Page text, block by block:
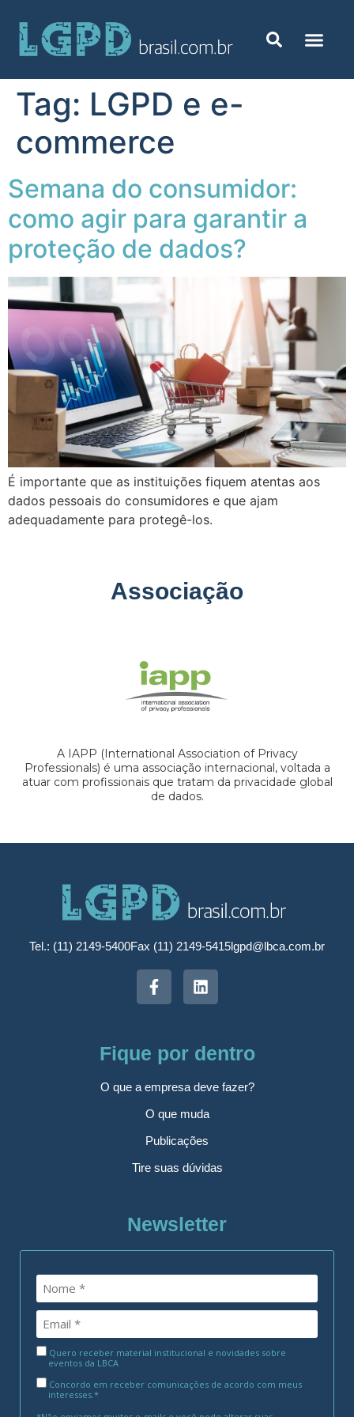
Tag: LGPD e e-
commerce
Semana do consumidor:
como agir para garantir a
proteção de dados?
É importante que as instituições fiquem atentas aos
dados pessoais do consumidores e que ajam
adequadamente para protegê-los.
Associação
A IAPP (International Association of Privacy
Professionals) é uma associação internacional, voltada a
atuar com profissionais que tratam da privacidade global
de dados.
Tel.: (11) 2149-5400Fax (11) 2149-5415lgpd@lbca.com.br
Fique por dentro
O que a empresa deve fazer?
O que muda
Publicações
Tire suas dúvidas
Newsletter
Quero receber material institucional e novidades sobre
eventos da LBCA
Concordo em receber comunicações de acordo com meus
interesses.*